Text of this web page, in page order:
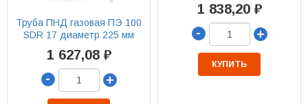
Труба ПНД газовая ПЭ 100
SDR 17 диаметр 225 мм
1 627,08 ₽
-
+
1 838,20 ₽
-
+
КУПИТЬ